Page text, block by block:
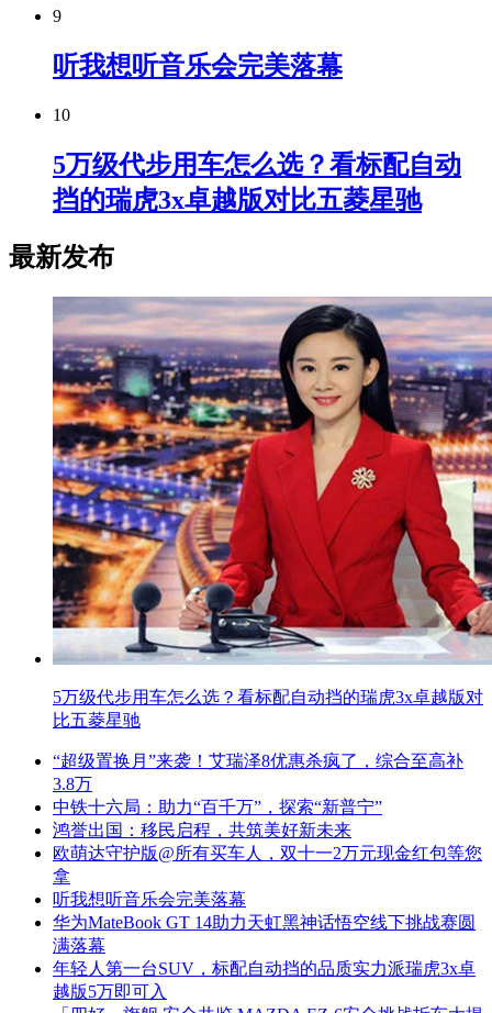
9
听我想听音乐会完美落幕
10
5万级代步用车怎么选？看标配自动
挡的瑞虎3x卓越版对比五菱星驰
最新发布
5万级代步用车怎么选？看标配自动挡的瑞虎3x卓越版对
比五菱星驰
“超级置换月”来袭！艾瑞泽8优惠杀疯了，综合至高补
3.8万
中铁十六局：助力“百千万”，探索“新普宁”
鸿誉出国：移民启程，共筑美好新未来
欧萌达守护版@所有买车人，双十一2万元现金红包等您
拿
听我想听音乐会完美落幕
华为MateBook GT 14助力天虹黑神话悟空线下挑战赛圆
满落幕
年轻人第一台SUV，标配自动挡的品质实力派瑞虎3x卓
越版5万即可入